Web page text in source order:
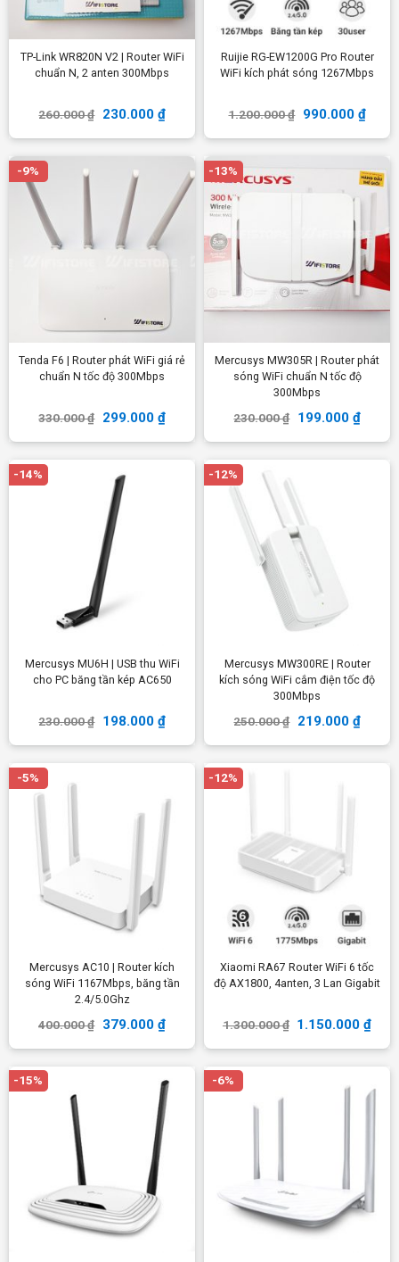
TP-Link WR820N V2 | Router WiFi
chuẩn N, 2 anten 300Mbps
260.000₫ 230.000 ₫
Ruijie RG-EW1200G Pro Router
WiFi kích phát sóng 1267Mbps
1.200.000₫ 990.000 ₫
-9%
Tenda F6 | Router phát WiFi giá rẻ
chuẩn N tốc độ 300Mbps
330.000₫ 299.000 ₫
-13%
Mercusys MW305R | Router phát
sóng WiFi chuẩn N tốc độ
300Mbps
230.000₫ 199.000 ₫
-14%
Mercusys MU6H | USB thu WiFi
cho PC băng tần kép AC650
230.000₫ 198.000 ₫
-12%
Mercusys MW300RE | Router
kích sóng WiFi cắm điện tốc độ
300Mbps
250.000₫ 219.000 ₫
-5%
Mercusys AC10 | Router kích
sóng WiFi 1167Mbps, băng tần
2.4/5.0Ghz
400.000₫ 379.000 ₫
-12%
Xiaomi RA67 Router WiFi 6 tốc
độ AX1800, 4anten, 3 Lan Gigabit
1.300.000₫ 1.150.000₫
-15% -6%